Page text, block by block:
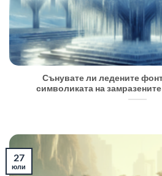
Сънувате ли ледените
символиката на
27
юли